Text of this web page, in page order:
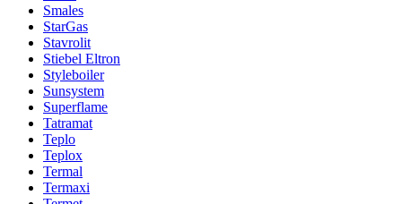
Smales
StarGas
Stavrolit
Stiebel Eltron
Styleboiler
Sunsystem
Superflame
Tatramat
Teplo
Teplox
Termal
Termaxi